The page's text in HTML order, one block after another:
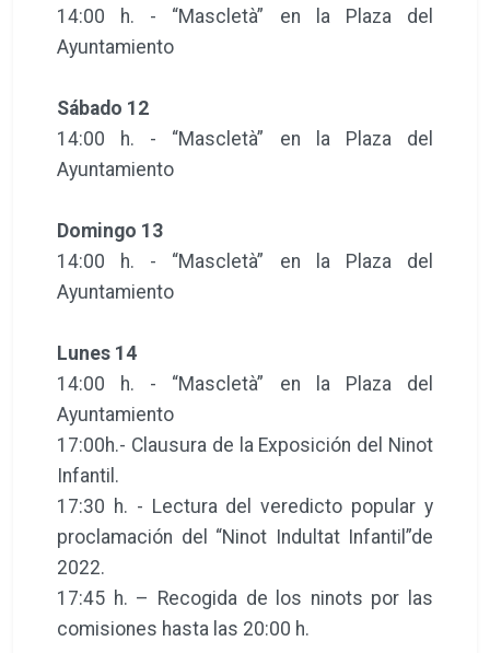
14:00 h. - “Mascletà” en la Plaza del
Ayuntamiento
Sábado 12
14:00 h. - “Mascletà” en la Plaza del
Ayuntamiento
Domingo 13
14:00 h. - “Mascletà” en la Plaza del
Ayuntamiento
Lunes 14
14:00 h. - “Mascletà” en la Plaza del
Ayuntamiento
17:00h.- Clausura de la Exposición del Ninot
Infantil.
17:30 h. - Lectura del veredicto popular y
proclamación del “Ninot Indultat Infantil”de
2022.
17:45 h. – Recogida de los ninots por las
comisiones hasta las 20:00 h.